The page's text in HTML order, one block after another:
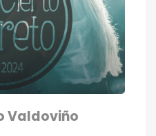
Valdoviño